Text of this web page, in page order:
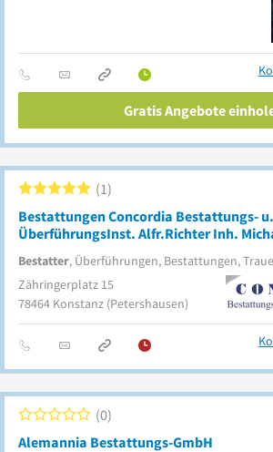
Gratis Angebote
Bestattungen Concordia Bestattungs- u.
ÜberführungsInst. Alfr.Richter Inh.
Bestatter, Überführungen, Bestattungen,
1
Zähringerplatz 15
78464 Konstanz (Petershausen)
Alemannia Bestattungs-GmbH
0